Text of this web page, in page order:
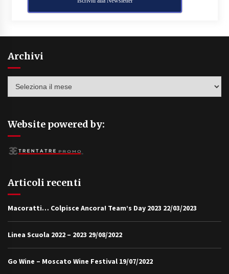
Archivi
Website powered by:
Articoli recenti
Macoratti… Colpisce Ancora! Team’s Day 2023 22/03/2023
Linea Scuola 2022 – 2023 29/08/2022
Go Wine – Moscato Wine Festival 19/07/2022